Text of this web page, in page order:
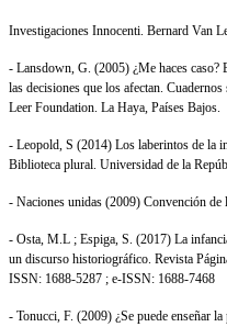
Investigaciones Innocenti. Bernard Van
- Lansdown, G. (2005) ¿Me haces caso?
las decisiones que los afectan.
Leer Foundation. La Haya, Países Bajos.
- Leopold, S (2014) Los laberintos de la
Biblioteca plural. Universidad de la
- Naciones unidas (2009) Convención
- Osta, M.L ; Espiga, S. (2017) La
un discurso historiográfico. Revista
ISSN: 1688-5287 ; e-ISSN: 1688-7468
- Tonucci, F. (2009) ¿Se puede enseñar